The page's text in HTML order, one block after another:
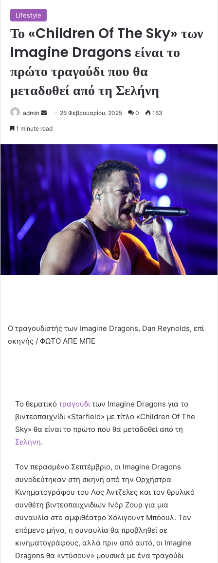
Lifestyle
Το «Children Of The Sky» των
Imagine Dragons είναι το
πρώτο τραγούδι που θα
μεταδοθεί από τη Σελήνη
admin
Send 26 Φεβρουαρίου, 2025 0 163
1 minute read
O τραγουδιστής των Imagine Dragons, Dan Reynolds, επί
σκηνής / ΦΩΤΟ ΑΠΕ ΜΠΕ
To θεματικό τραγούδι των Imagine Dragons για το
βιντεοπαιχνίδι «Starfield» με τίτλο «Children Of The
Sky» θα είναι το πρώτο που θα μεταδοθεί από τη
Σελήνη.
Τον περασμένο Σεπτέμβριο, οι Imagine Dragons
συνοδεύτηκαν στη σκηνή από την Ορχήστρα
Κινηματογράφου του Λος Άντζελες και τον θρυλικό
συνθέτη βιντεοπαιχνιδιών Ινόρ Ζουρ για μια
συναυλία στο αμφιθέατρο Χόλιγουντ Μπόουλ. Τον
επόμενο μήνα, η συναυλία θα προβληθεί σε
κινηματογράφους, αλλά πριν από αυτό, οι Imagine
Dragons θα «ντύσουν» μουσικά με ένα τραγούδι